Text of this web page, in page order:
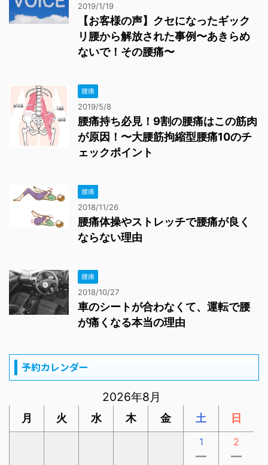
2019/1/19
【お客様の声】クセになったギック
リ腰から解放された事例〜あきらめ
ないで！その腰痛〜
腰痛
2019/5/8
腰痛持ち必見！9割の腰痛はこの筋肉
が原因！〜大腰筋拘縮型腰痛10のチ
ェックポイント
腰痛
2018/11/26
腰痛体操やストレッチで腰痛が良く
ならない理由
腰痛
2018/10/27
車のシートが合わなくて、運転で腰
が痛くなる本当の理由
予約カレンダー
2026年8月
月 火 水 木 金 土 日
1
ー
2
ー